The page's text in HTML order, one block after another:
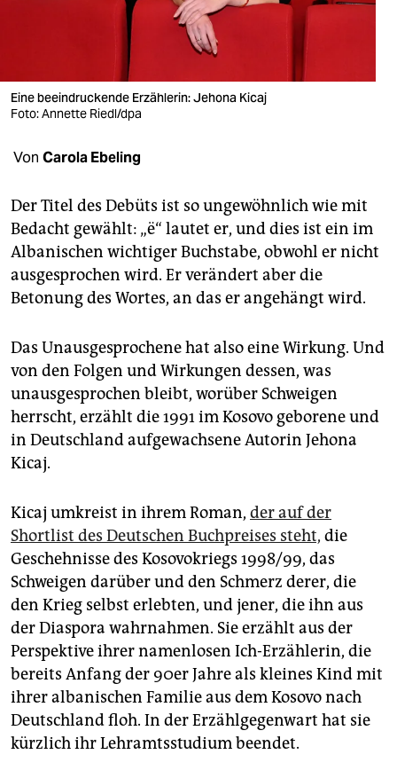
fragen & hilfe
genossenschaft
epaper login
Eine beeindruckende Erzählerin: Jehona Kicaj
Foto: Annette Riedl/dpa
Von Carola Ebeling
Der Titel des Debüts ist so ungewöhnlich wie mit
Bedacht gewählt: „ë“ lautet er, und dies ist ein im
Albanischen wichtiger Buchstabe, obwohl er nicht
ausgesprochen wird. Er verändert aber die
Betonung des Wortes, an das er angehängt wird.
Das Unausgesprochene hat also eine Wirkung. Und
von den Folgen und Wirkungen dessen, was
unausgesprochen bleibt, worüber Schweigen
herrscht, erzählt die 1991 im Kosovo geborene und
in Deutschland aufgewachsene Autorin Jehona
Kicaj.
Kicaj umkreist in ihrem Roman, der auf der
Shortlist des Deutschen Buchpreises steht, die
Geschehnisse des Kosovokriegs 1998/99, das
Schweigen darüber und den Schmerz derer, die
den Krieg selbst erlebten, und jener, die ihn aus
der Diaspora wahrnahmen. Sie erzählt aus der
Perspektive ihrer namenlosen Ich-Erzählerin, die
bereits Anfang der 90er Jahre als kleines Kind mit
ihrer albanischen Familie aus dem Kosovo nach
Deutschland floh. In der Erzählgegenwart hat sie
kürzlich ihr Lehramtsstudium beendet.